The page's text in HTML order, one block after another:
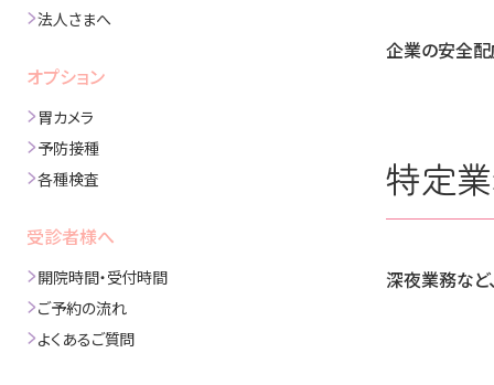
法人さまへ
オプション
胃カメラ
予防接種
各種検査
受診者様へ
開院時間・受付時間
ご予約の流れ
よくあるご質問
企業の安全配
特定
深夜業務など